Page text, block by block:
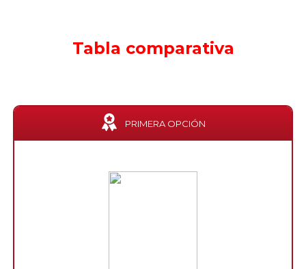
Tabla comparativa
PRIMERA OPCIÓN